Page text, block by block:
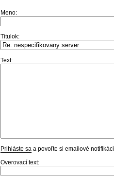
Meno:
Titulok:
Text:
Prihláste sa a povoľte si emailové
Overovací text: